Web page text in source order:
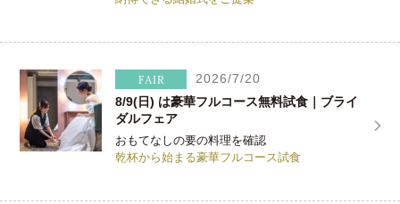
2026/7/20
8/9(日) は豪華フルコース無料試食｜ブライ
ダルフェア
おもてなしの要の料理を確認
乾杯から始まる豪華フルコース試食